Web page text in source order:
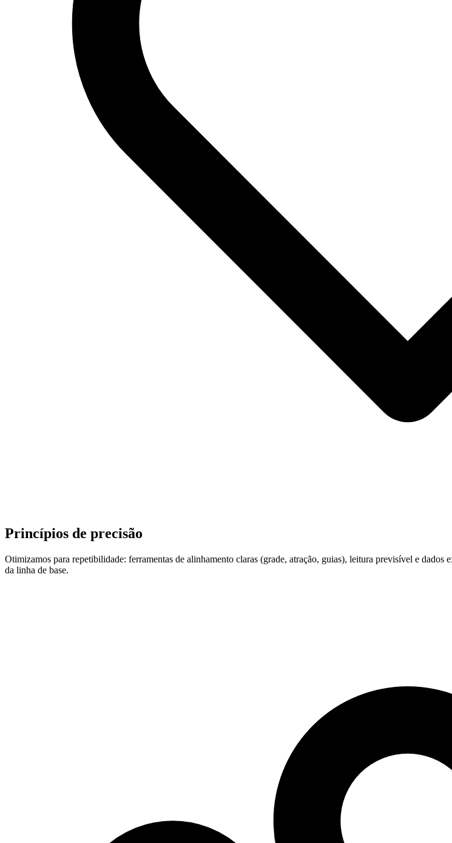
Princípios de precisão
Otimizamos para repetibilidade: ferramentas de alinhamento claras (grade, atração, guias), leitura previsível e
da linha de base.